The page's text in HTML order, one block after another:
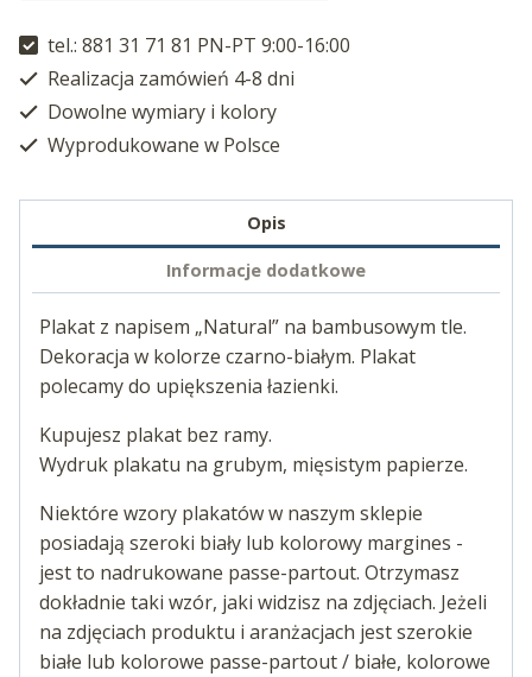
tel.: 881 31 71 81 PN-PT 9:00-16:00
Realizacja zamówień 4-8 dni
Dowolne wymiary i kolory
Wyprodukowane w Polsce
Opis
Informacje dodatkowe
Plakat z napisem „Natural” na bambusowym tle.
Dekoracja w kolorze czarno-białym. Plakat
polecamy do upiększenia łazienki.
Kupujesz plakat bez ramy.
Wydruk plakatu na grubym, mięsistym papierze.
Niektóre wzory plakatów w naszym sklepie
posiadają szeroki biały lub kolorowy margines -
jest to nadrukowane passe-partout. Otrzymasz
dokładnie taki wzór, jaki widzisz na zdjęciach. Jeżeli
na zdjęciach produktu i aranżacjach jest szerokie
białe lub kolorowe passe-partout / białe, kolorowe